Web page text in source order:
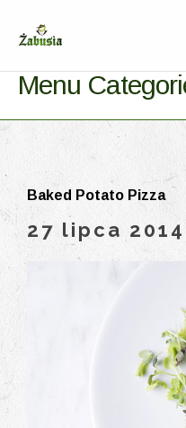
Menu
Baked Potato Pizza
27 lipca 2014